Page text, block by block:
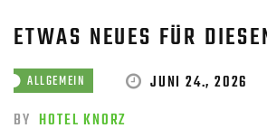
ETWAS NEUES FÜR
ALLGEMEIN
JUNI 24., 2026
BY HOTEL KNORZ